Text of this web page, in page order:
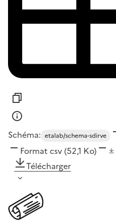
Schéma: etalab/schema-sdirve
Format csv(52,1 Ko)
Télécharger